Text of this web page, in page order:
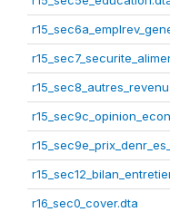
r16_sec0_cover.dta